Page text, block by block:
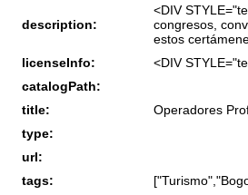
description:
<DIV
congresos,
estos
licenseInfo:
<DIV
catalogPath:
title:
Operadores
type:
url:
tags: